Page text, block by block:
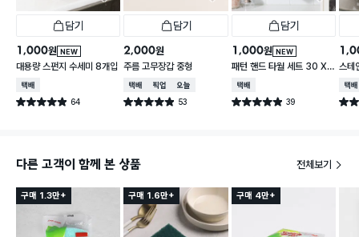
담기
NEW
1,000원
대용량 스펀지 수세미 8개입
택배배송
별점 4.9점 64
건 작성
담기
2,000원
주름 고무장갑 중형
택배배송매장픽업오늘배송
별점 4.9점 53
건 작성
담기
NEW
1,000원
패턴 핸드 타월 세트 30 X
30 cm 3개입
택배배송
별점 4.9점 39
건 작성
스테
택배
별점
다른 고객이 함께 본 상품 전체보기
구매 1.3만+ 구매 1.6만+ 구매 4만+